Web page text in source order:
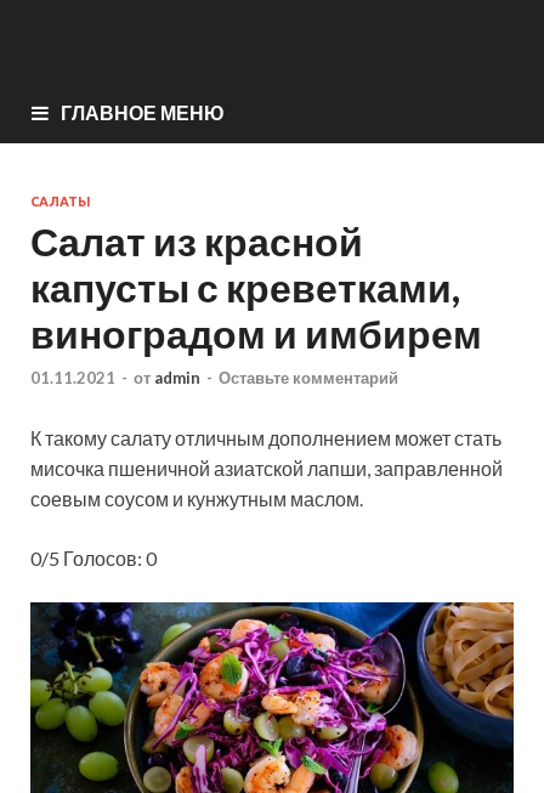
ГЛАВНОЕ МЕНЮ
САЛАТЫ
Салат из красной
капусты с креветками,
виноградом и имбирем
01.11.2021 - от admin - Оставьте комментарий
К такому салату отличным дополнением может стать
мисочка пшеничной азиатской лапши, заправленной
соевым соусом и кунжутным маслом.
0/5 Голосов: 0